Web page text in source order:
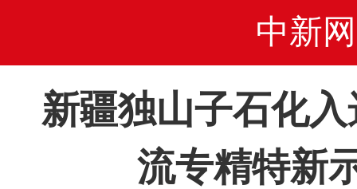
中新网
新疆独山子石化
流专精特新